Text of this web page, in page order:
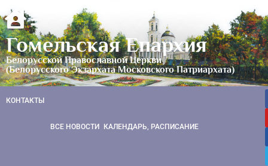
Гомельская Епархия
Белорусской Православной Церкви
(Белорусского Экзархата Московского Патриархата)
КОНТАКТЫ
ВСЕ НОВОСТИ КАЛЕНДАРЬ, РАСПИСАНИЕ